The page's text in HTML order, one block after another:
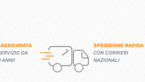
DA
ANNI!
SPEDIZIONE RAPIDA
CON CORRIERI
NAZIONALI